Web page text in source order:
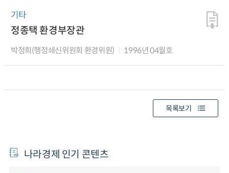
기타
정종택 환경부장관
박정희(행정쇄신위원회 환경위원) 1996년 04월호
목록보기
나라경제 인기 콘텐츠